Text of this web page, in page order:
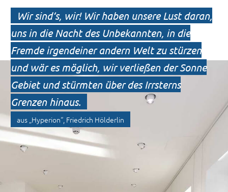
Wir sind‘s, wir! Wir haben unsere Lust daran,
uns in die Nacht des Unbekannten, in die
Fremde irgendeiner andern Welt zu stürzen
und wär es möglich, wir verließen der Sonne
Gebiet und stürmten über des Irrsterns
Grenzen hinaus.
aus „Hyperion“, Friedrich Hölderlin